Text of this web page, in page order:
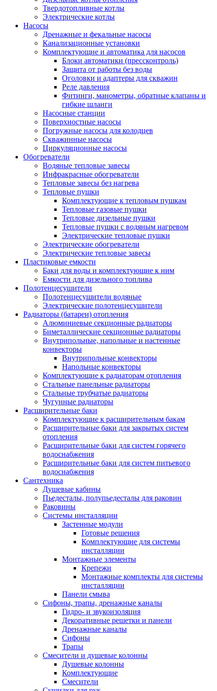
Твердотопливные котлы
Электрические котлы
Насосы
Дренажные и фекальные насосы
Канализационные установки
Комплектующие и автоматика для насосов
Блоки автоматики (прессконтроль)
Защита от работы без воды
Оголовки и адаптеры для скважин
Реле давления
Фитинги, манометры, обратные клапаны и
гибкие шланги
Насосные станции
Поверхностные насосы
Погружные насосы для колодцев
Скважинные насосы
Циркуляционные насосы
Обогреватели
Водяные тепловые завесы
Инфракрасные обогреватели
Тепловые завесы без нагрева
Тепловые пушки
Комплектующие к тепловым пушкам
Тепловые газовые пушки
Тепловые дизельные пушки
Тепловые пушки с водяным нагревом
Электрические тепловые пушки
Электрические обогреватели
Электрические тепловые завесы
Пластиковые емкости
Баки для воды и комплектующие к ним
Емкости для дизельного топлива
Полотенцесушители
Полотенцесушители водяные
Электрические полотенцесушители
Радиаторы (батареи) отопления
Алюминиевые секционные радиаторы
Биметаллические секционные радиаторы
Внутрипольные, напольные и настенные
конвекторы
Внутрипольные конвекторы
Напольные конвекторы
Комплектующие к радиаторам отопления
Стальные панельные радиаторы
Стальные трубчатые радиаторы
Чугунные радиаторы
Расширительные баки
Комплектующие к расширительным бакам
Расширительные баки для закрытых систем
отопления
Расширительные баки для систем горячего
водоснабжения
Расширительные баки для систем питьевого
водоснабжения
Сантехника
Душевые кабины
Пьедесталы, полупьедесталы для раковин
Раковины
Системы инсталляции
Застенные модули
Готовые решения
Комплектующие для системы
инсталляции
Монтажные элементы
Крепежи
Монтажные комплекты для системы
инсталляции
Панели смыва
Сифоны, трапы, дренажные каналы
Гидро- и звукоизоляция
Декоративные решетки и панели
Дренажные каналы
Сифоны
Трапы
Смесители и душевые колонны
Душевые колонны
Комплектующие
Смесители